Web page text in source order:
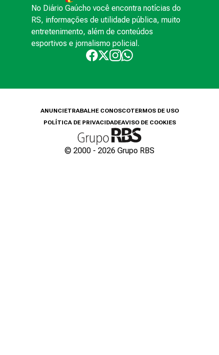
No Diário Gaúcho você encontra notícias do
RS, informações de utilidade pública, muito
entretenimento, além de conteúdos
esportivos e jornalismo policial.
ANUNCIETRABALHE CONOSCOTERMOS DE USO
POLÍTICA DE PRIVACIDADEAVISO DE COOKIES
© 2000 - 2026 Grupo RBS